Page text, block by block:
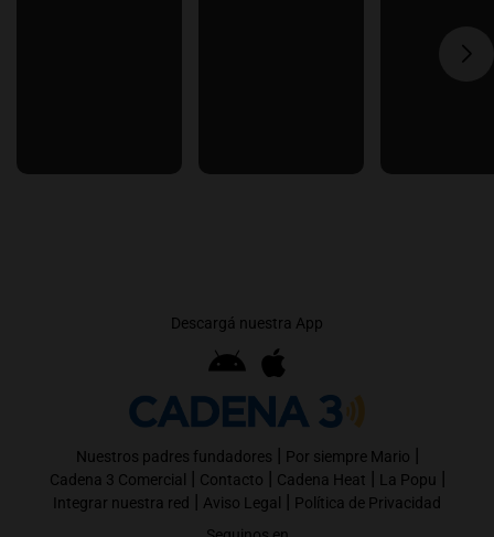
Descargá nuestra App
Nuestros padres fundadores | Por siempre Mario |
Cadena 3 Comercial | Contacto | Cadena Heat | La Popu |
Integrar nuestra red | Aviso Legal | Política de Privacidad